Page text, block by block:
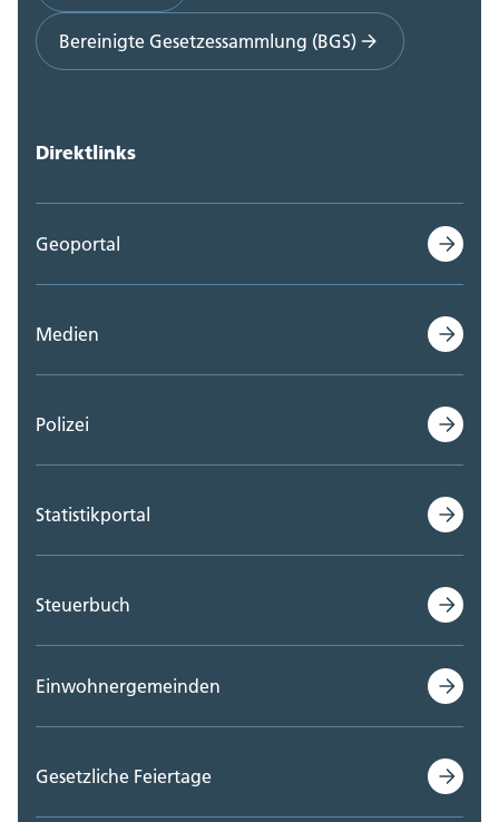
Bereinigte Gesetzessammlung (BGS)
Direktlinks
Geoportal
Medien
Polizei
Statistikportal
Steuerbuch
Einwohnergemeinden
Gesetzliche Feiertage